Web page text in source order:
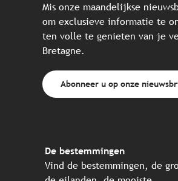
Mis onze maandelijkse
om exclusieve informatie te
ten volle te genieten van je
Bretagne.
Abonneer u op onze
De bestemmingen
Vind de bestemmingen, de